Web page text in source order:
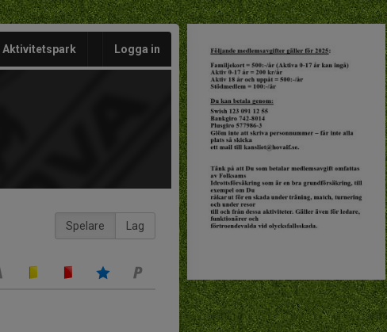
Aktivitetspark Logga in
Spelare Lag